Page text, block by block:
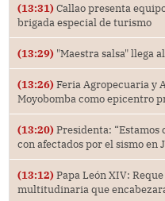
(13:31) Callao presenta
brigada especial de turismo
(13:29) "Maestra salsa" llega
(13:26) Feria Agropecuaria y
Moyobomba como epicentro
(13:20) Presidenta:
con afectados por el sismo en
(13:12) Papa León XIV:
multitudinaria que